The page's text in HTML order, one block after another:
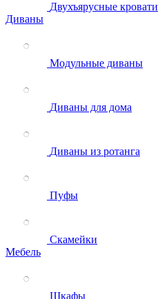
Двухъярусные кровати
Диваны
Модульные диваны
Диваны для дома
Диваны из ротанга
Пуфы
Скамейки
Мебель
Шкафы